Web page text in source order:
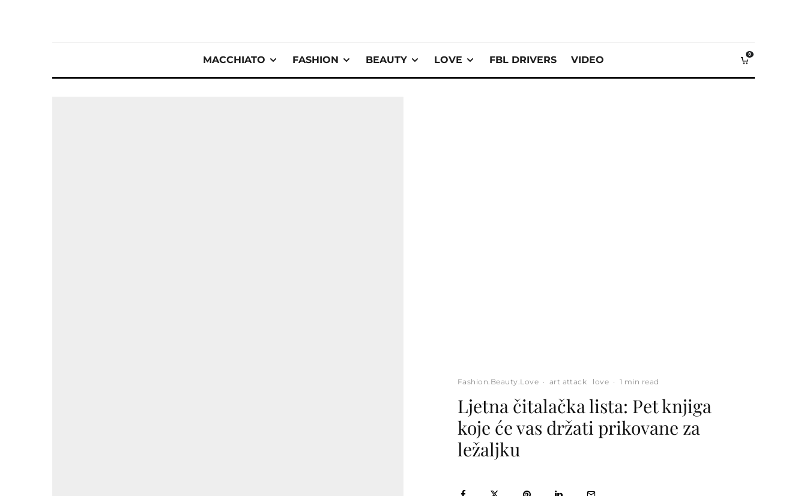
MACCHIATO FASHION BEAUTY LOVE FBL DRIVERS VIDEO 0
Fashion.Beauty.Love · art attack love · 1 min read
Ljetna čitalačka lista: Pet knjiga
koje će vas držati prikovane za
ležaljku